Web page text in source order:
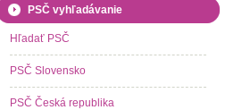
PSČ vyhľadávanie
Hľadať PSČ
PSČ Slovensko
PSČ Česká republika